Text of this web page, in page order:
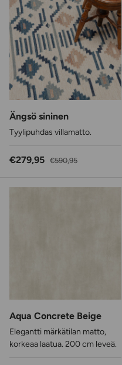
Ängsö sininen
Tyylipuhdas villamatto.
Alennushinta
€279,95 Normaalihinta
€590,95
Aqua Concrete Beige
Elegantti märkätilan matto,
korkeaa laatua. 200 cm leveä.